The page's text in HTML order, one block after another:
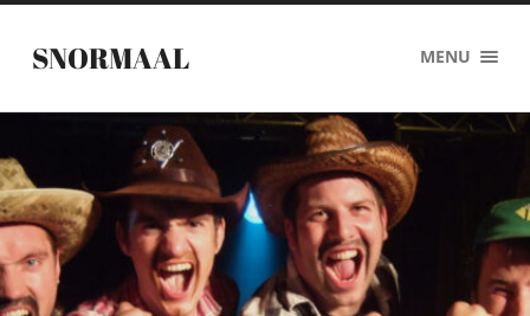
SNORMAAL MENU